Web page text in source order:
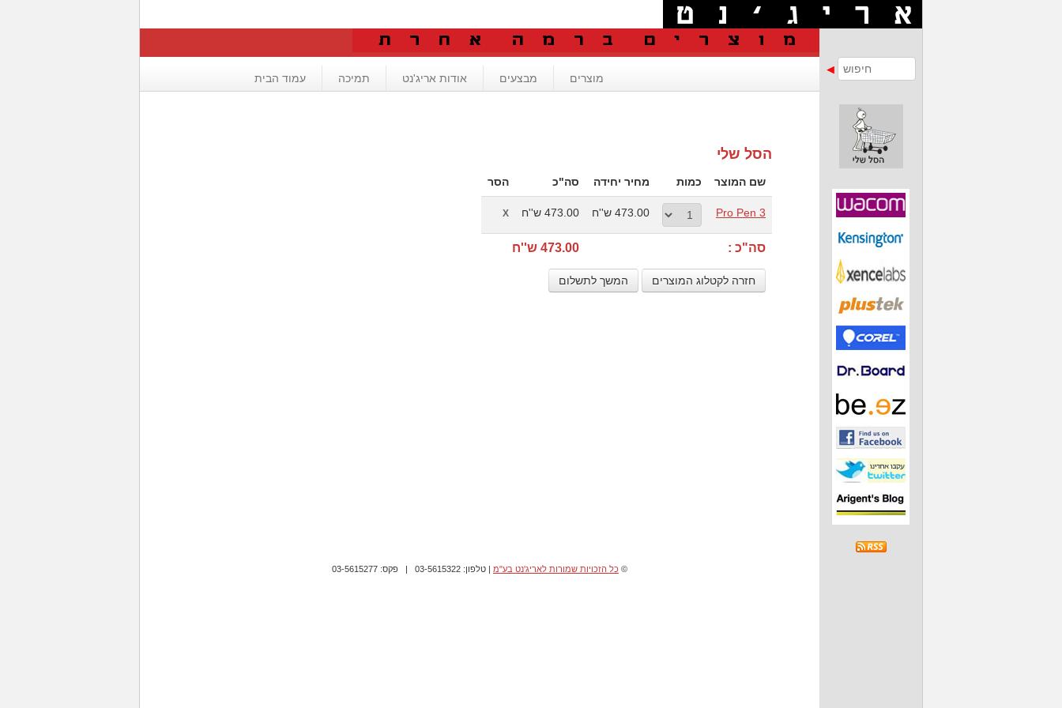
עמוד הבית תמיכה אודות אריג'נט מבצעים מוצרים
הסל שלי
שם המוצר כמות מחיר יחידה סה"כ הסר
Pro Pen 3 473.00 ש''ח 473.00 ש''ח X
סה"כ : 473.00 ש''ח
© כל הזכויות שמורות לאריג'נט בע"מ | טלפון: 03-5615322 | פקס: 03-5615277